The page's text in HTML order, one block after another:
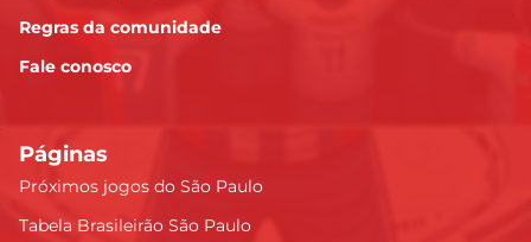
Regras da comunidade
Fale conosco
Páginas
Próximos jogos do São Paulo
Tabela Brasileirão São Paulo